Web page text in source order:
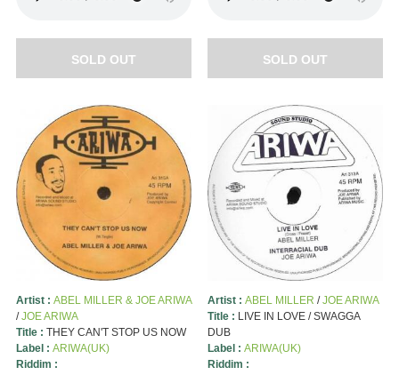
SOLD OUT SOLD OUT
Artist : ABEL MILLER & JOE ARIWA
/JOE ARIWA
Title : THEY CAN'T STOP US NOW
Label : ARIWA(UK)
Riddim :
Artist : ABEL MILLER /JOE ARIWA
Title : LIVE IN LOVE / SWAGGA
DUB
Label : ARIWA(UK)
Riddim :